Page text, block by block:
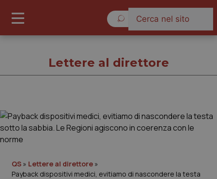
Cronache
Governo e Parlamento
Lettere al direttore
QS » Lettere al direttore »
Payback dispositivi medici, evitiamo di nascondere la testa